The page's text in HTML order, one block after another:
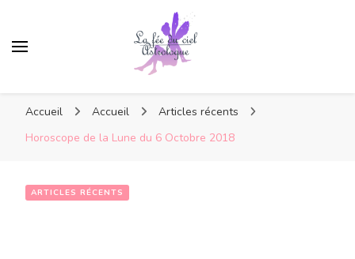
Accueil Accueil
Articles récents
Horoscope de la Lune du 6 Octobre 2018
ARTICLES RÉCENTS